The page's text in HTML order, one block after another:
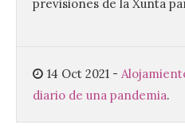
previsiones de la Xunta
14 Oct 2021 -
diario de una pandemia.
Gradefes.
[…]